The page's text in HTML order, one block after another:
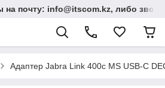
на почту: info@itscom.kz, либо
Адаптер Jabra Link 400c MS USB-C